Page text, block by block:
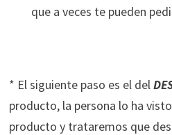
que a veces te pueden
* El siguiente paso es el del
producto, la persona lo ha
producto y trataremos que